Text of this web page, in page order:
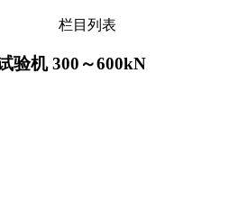
栏目列表
验机 300～600kN